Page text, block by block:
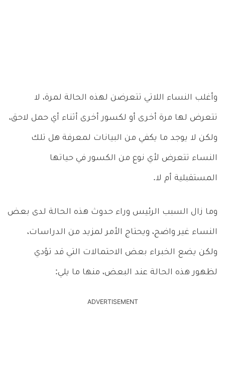
وأغلب النساء اللاتي تتعرضن لهذه الحالة لمرة، لا
تتعرض لها مرة أخرى أو لكسور أخرى أثناء أي حمل لاحق،
ولكن لا يوجد ما يكفي من البيانات لمعرفة هل تلك
النساء تتعرض لأي نوع من الكسور في حياتها
المستقبلية أم لا.
وما زال السبب الرئيس وراء حدوث هذه الحالة لدى بعض
النساء غير واضح، ويحتاج الأمر لمزيد من الدراسات،
ولكن يضع الخبراء بعض الاحتمالات التي قد تؤدي
لظهور هذه الحالة عند البعض، منها ما يلي:
ADVERTISEMENT